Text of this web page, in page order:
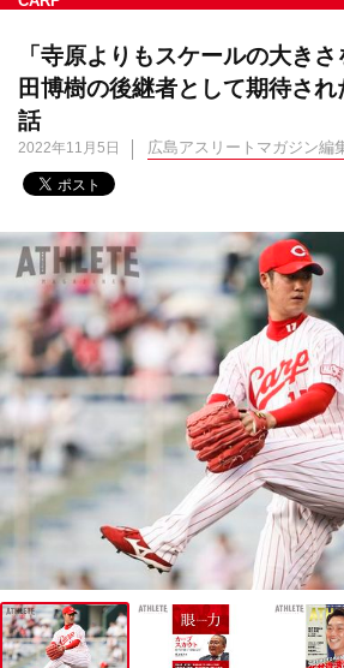
「寺原よりもスケールの大き
田博樹の後継者として期待さ
話
2022年11月5日 広島アスリートマガジン編